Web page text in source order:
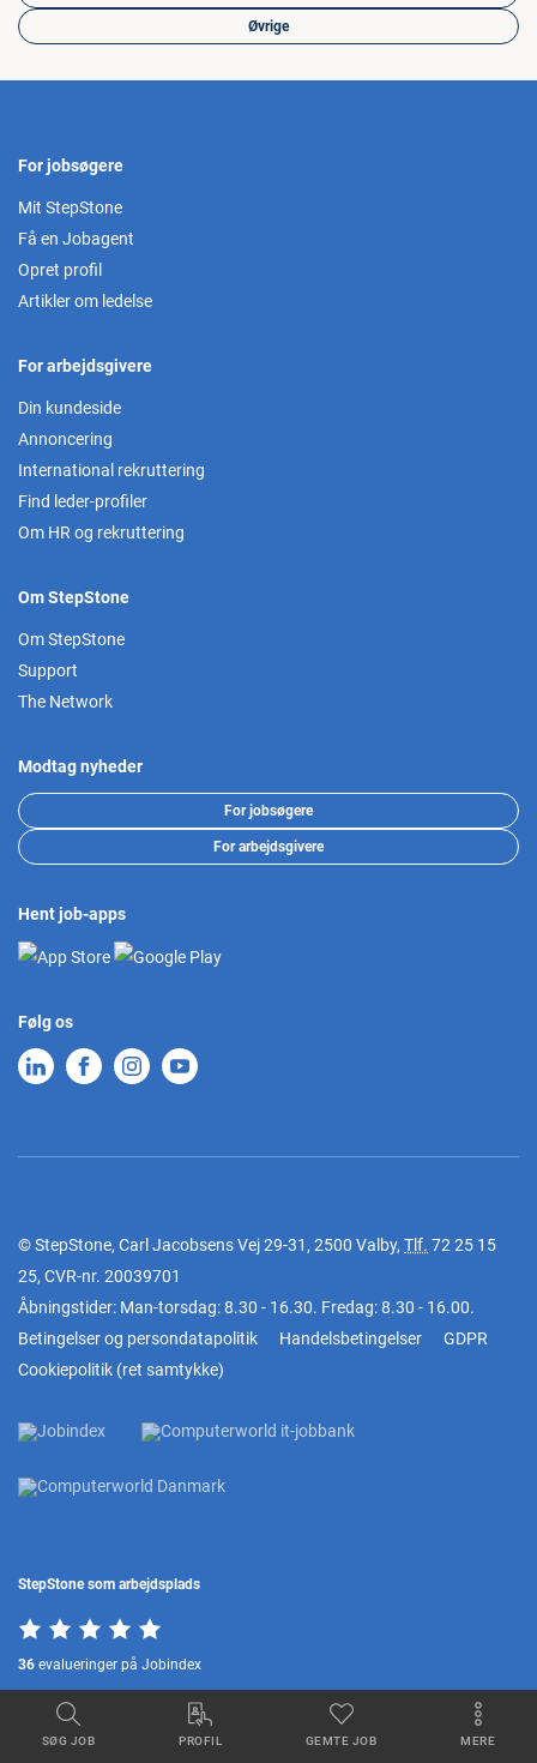
SØG JOB PROFIL GEMTE JOB MERE
Øvrige
For jobsøgere
Mit StepStone
Få en Jobagent
Opret profil
Artikler om ledelse
For arbejdsgivere
Din kundeside
Annoncering
International rekruttering
Find leder-profiler
Om HR og rekruttering
Om StepStone
Om StepStone
Support
The Network
Modtag nyheder
For jobsøgere
For arbejdsgivere
Hent job-apps
Følg os
© StepStone, Carl Jacobsens Vej 29-31, 2500 Valby, Tlf. 72 25 15
25, CVR-nr. 20039701
Åbningstider: Man-torsdag: 8.30 - 16.30. Fredag: 8.30 - 16.00.
Betingelser og persondatapolitik
Handelsbetingelser
GDPR
Cookiepolitik (ret samtykke)
StepStone som arbejdsplads
36 evalueringer på Jobindex